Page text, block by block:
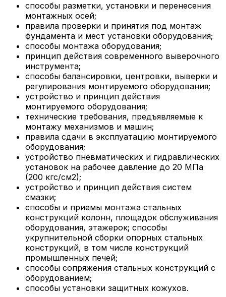
способы разметки, установки и перенесения
монтажных осей;
правила проверки и принятия под монтаж
фундамента и мест установки оборудования;
способы монтажа оборудования;
принцип действия современного выверочного
инструмента;
способы балансировки, центровки, выверки и
регулирования монтируемого оборудования;
устройство и принцип действия
монтируемого оборудования;
технические требования, предъявляемые к
монтажу механизмов и машин;
правила сдачи в эксплуатацию монтируемого
оборудования;
устройство пневматических и гидравлических
установок на рабочее давление до 20 МПа
(200 кгс/см2);
устройство и принцип действия систем
смазки;
способы и приемы монтажа стальных
конструкций колонн, площадок обслуживания
оборудования, этажерок; способы
укрупнительной сборки опорных стальных
конструкций, в том числе конструкций
промышленных печей;
способы сопряжения стальных конструкций с
оборудованием;
способы установки защитных кожухов.